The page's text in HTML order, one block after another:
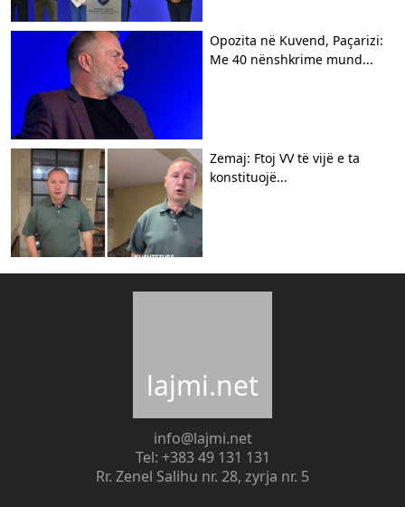
Opozita në Kuvend, Paçarizi:
Me 40 nënshkrime mund...
Zemaj: Ftoj VV të vijë e ta
konstituojë...
lajmi.net
info@lajmi.net
Tel: +383 49 131 131
Rr. Zenel Salihu nr. 28, zyrja nr. 5